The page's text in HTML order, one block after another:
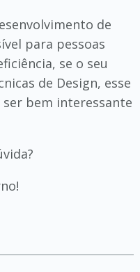
de
para pessoas
se o seu
de Design, esse
ser bem interessante